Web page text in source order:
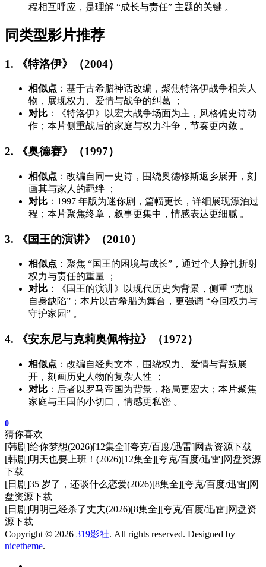
程相互呼应，是理解 “成长与责任” 主题的关键 。
同类型影片推荐
1. 《特洛伊》（2004）
相似点 ：基于古希腊神话改编，聚焦特洛伊战争相关人
物，展现权力、爱情与战争的纠葛 ；
对比 ：《特洛伊》以宏大战争场面为主，风格偏史诗动
作；本片侧重战后的家庭与权力斗争，节奏更内敛 。
2. 《奥德赛》（1997）
相似点 ：改编自同一史诗，围绕奥德修斯返乡展开，刻
画其与家人的羁绊 ；
对比 ：1997 年版为迷你剧，篇幅更长，详细展现漂泊过
程；本片聚焦终章，叙事更集中，情感表达更细腻 。
3. 《国王的演讲》（2010）
相似点 ：聚焦 “国王的困境与成长”，通过个人挣扎折射
权力与责任的重量 ；
对比 ：《国王的演讲》以现代历史为背景，侧重 “克服
自身缺陷”；本片以古希腊为舞台，更强调 “夺回权力与
守护家园” 。
4. 《安东尼与克莉奥佩特拉》（1972）
相似点 ：改编自经典文本，围绕权力、爱情与背叛展
开，刻画历史人物的复杂人性 ；
对比 ：后者以罗马帝国为背景，格局更宏大；本片聚焦
家庭与王国的小切口，情感更私密 。
0
猜你喜欢
[韩剧]给你梦想(2026)[12集全][夸克/百度/迅雷]网盘资源下载
[韩剧]明天也要上班！(2026)[12集全][夸克/百度/迅雷]网盘资源
下载
[日剧]35 岁了，还谈什么恋爱(2026)[8集全][夸克/百度/迅雷]网
盘资源下载
[日剧]明明已经杀了丈夫(2026)[8集全][夸克/百度/迅雷]网盘资
源下载
Copyright © 2026 319影社. All rights reserved. Designed by
nicetheme.